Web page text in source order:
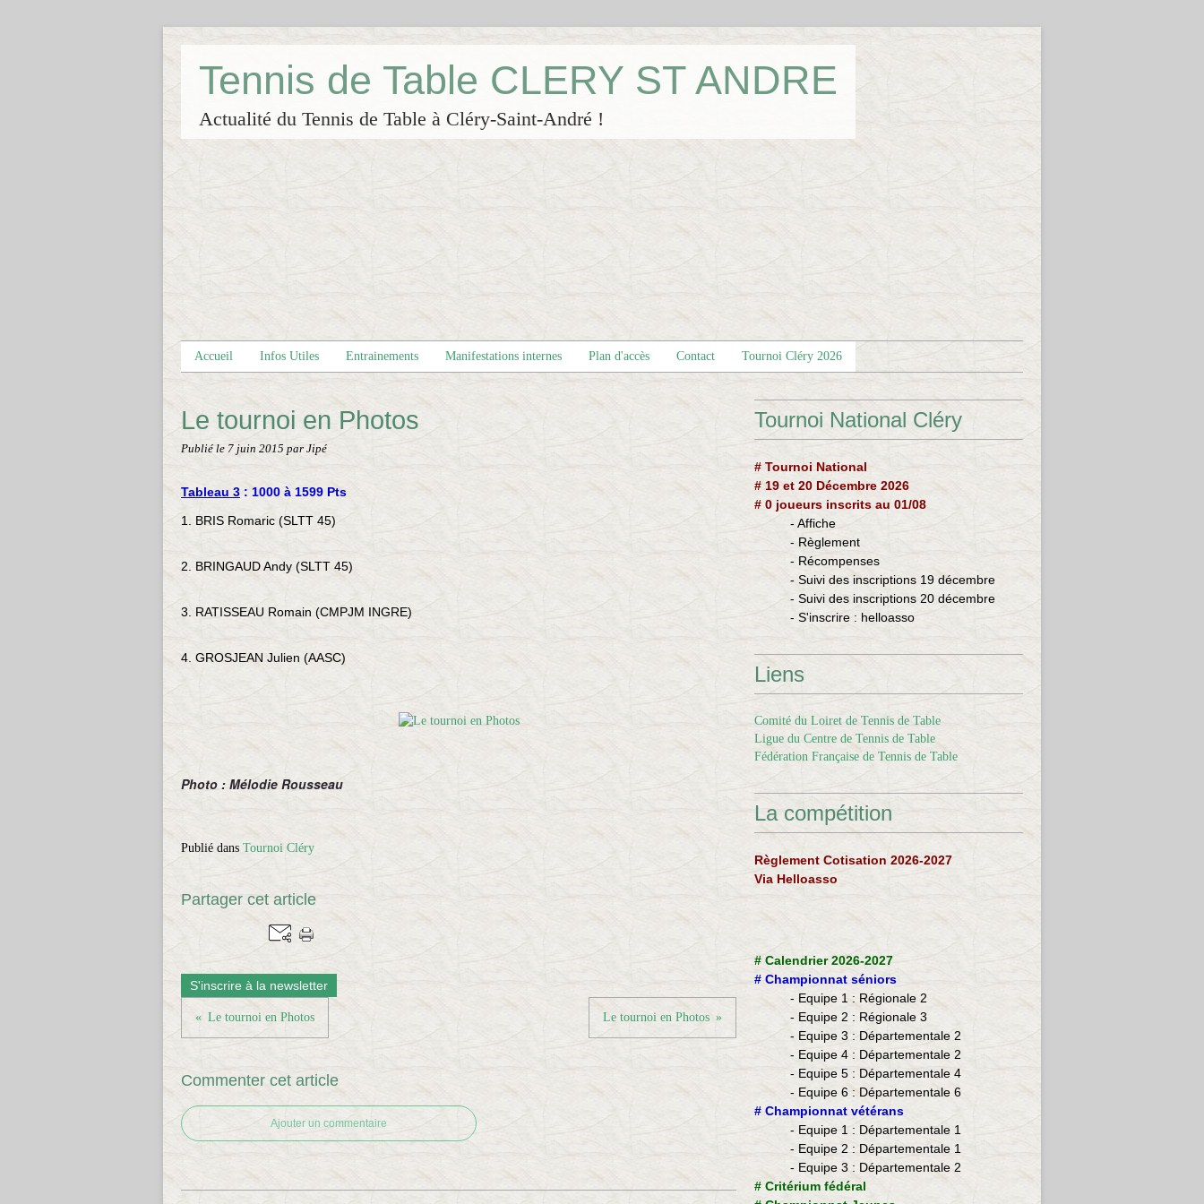
Tennis de Table CLERY ST ANDRE
Actualité du Tennis de Table à Cléry-Saint-André !
Accueil Infos Utiles Entrainements Manifestations internes Plan d'accès Contact Tournoi Cléry 2026
Le tournoi en Photos
Publié le 7 juin 2015 par Jipé
Tableau 3 : 1000 à 1599 Pts
1. BRIS Romaric (SLTT 45)
2. BRINGAUD Andy (SLTT 45)
3. RATISSEAU Romain (CMPJM INGRE)
4. GROSJEAN Julien (AASC)
Photo : Mélodie Rousseau
Publié dans Tournoi Cléry
Partager cet article
S'inscrire à la newsletter
Le tournoi en Photos Le tournoi en Photos
Commenter cet article
Ajouter un commentaire
Tournoi National Cléry
# Tournoi National
# 19 et 20 Décembre 2026
# 0 joueurs inscrits au 01/08
- Affiche
- Règlement
- Récompenses
- Suivi des inscriptions 19 décembre
- Suivi des inscriptions 20 décembre
- S'inscrire : helloasso
Liens
Comité du Loiret de Tennis de Table
Ligue du Centre de Tennis de Table
Fédération Française de Tennis de Table
La compétition
Règlement Cotisation 2026-2027
Via Helloasso
# Calendrier 2026-2027
# Championnat séniors
- Equipe 1 : Régionale 2
- Equipe 2 : Régionale 3
- Equipe 3 : Départementale 2
- Equipe 4 : Départementale 2
- Equipe 5 : Départementale 4
- Equipe 6 : Départementale 6
​# Championnat vétérans
- ​Equipe 1 : Départementale 1
- Equipe 2 : Départementale 1
- Equipe 3 : Départementale 2
# Critérium fédéral